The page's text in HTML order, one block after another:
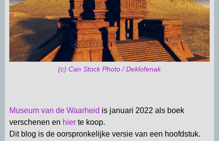
(c) Can Stock Photo / Deklofenak
Museum van de Waarheid is januari 2022 als boek
verschenen en hierte koop.
Dit blog is de oorspronkelijke versie van een hoofdstuk.